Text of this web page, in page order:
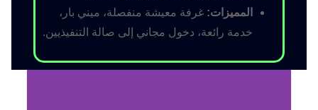
المميزات: غرفة معيشة منفصلة، ميني بار،
خدمة رائعة، دخول مجاني إلى صالة التنفيذيين.